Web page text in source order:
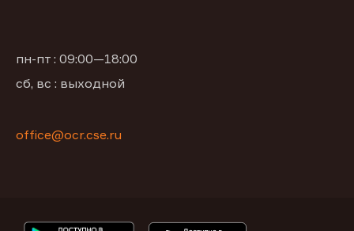
пн-пт : 09:00—18:00
сб, вс : выходной
office@ocr.cse.ru